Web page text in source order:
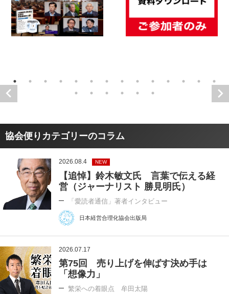
協会便りカテゴリーのコラム
2026.08.4 NEW
【追悼】鈴木敏文氏 言葉で伝える経
営（ジャーナリスト 勝見明氏）
「愛読者通信」著者インタビュー
日本経営合理化協会出版局
2026.07.17
第75回 売り上げを伸ばす決め手は
「想像力」
繁栄への着眼点 牟田太陽